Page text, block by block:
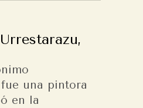
una pintora
en la